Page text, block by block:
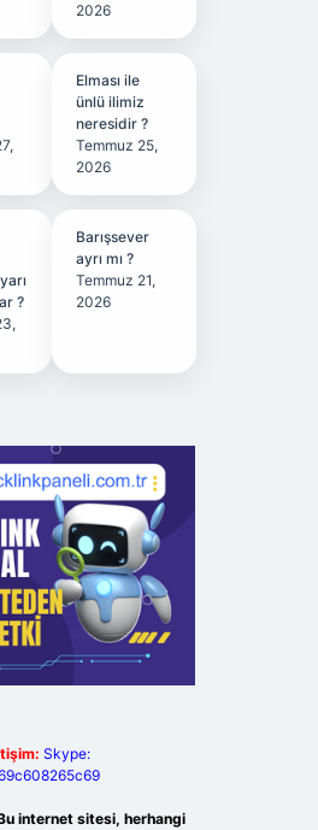
2026
Elması ile
ünlü ilimiz
neresidir ?
Temmuz 25,
2026
?
Barışsever
ayrı mı ?
Temmuz 21,
2026
Skype:
internet sitesi, herhangi